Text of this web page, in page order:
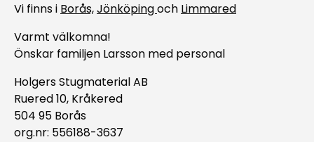
Vi finns i Borås,Jönköpingoch Limmared
Varmt välkomna!
Önskar familjen Larsson med personal
Holgers Stugmaterial AB
Ruered 10, Kråkered
504 95 Borås
org.nr: 556188-3637